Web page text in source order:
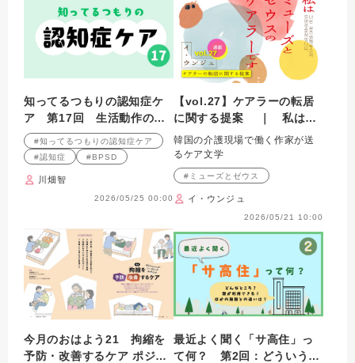
知ってるつもりの認知症ケ
ア 第17回 生活動作の
「スイッチ」はどこにあ
る？
#知ってるつもりの認知症ケア
#認知症
#BPSD
川畑智
2026/05/25 00:00
【vol.27】ケアラーの転居
に関する提案 ｜ 私はミ
ューズとゼウスのケアラー
です
韓国の介護現場で働く作家が送
るケア文学
#ミューズとゼウス
イ・ウンジュ
2026/05/21 10:00
今月のおはよう21 拘縮を
予防・改善するケア ポジシ
最近よく聞く「サ高住」っ
て何？ 第2回：どういう人